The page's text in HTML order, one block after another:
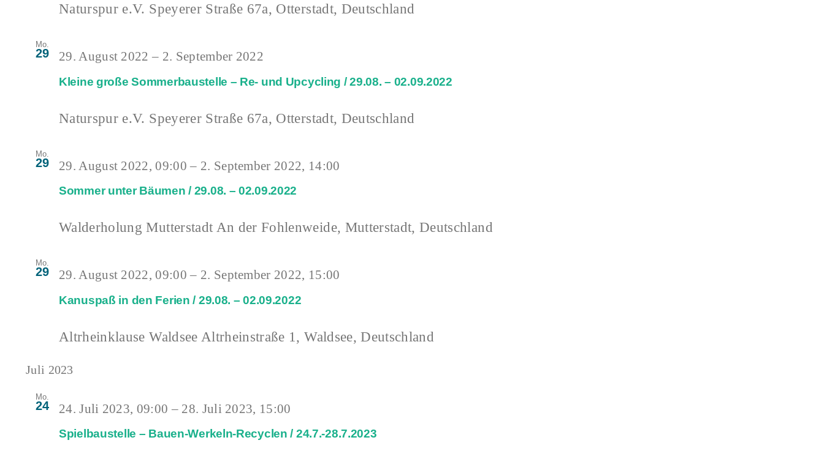
Naturspur e.V. Speyerer Straße 67a, Otterstadt, Deutschland
Mo.
29
Kleine große Sommerbaustelle – Re- und Upcycling / 29.08. – 02.09.2022
29. August 2022 – 2. September 2022
Naturspur e.V. Speyerer Straße 67a, Otterstadt, Deutschland
Mo.
29
Sommer unter Bäumen / 29.08. – 02.09.2022
29. August 2022, 09:00 – 2. September 2022, 14:00
Walderholung Mutterstadt An der Fohlenweide, Mutterstadt, Deutschland
Mo.
29
Kanuspaß in den Ferien / 29.08. – 02.09.2022
29. August 2022, 09:00 – 2. September 2022, 15:00
Altrheinklause Waldsee Altrheinstraße 1, Waldsee, Deutschland
Juli 2023
Mo.
24
Spielbaustelle – Bauen-Werkeln-Recyclen / 24.7.-28.7.2023
24. Juli 2023, 09:00 – 28. Juli 2023, 15:00